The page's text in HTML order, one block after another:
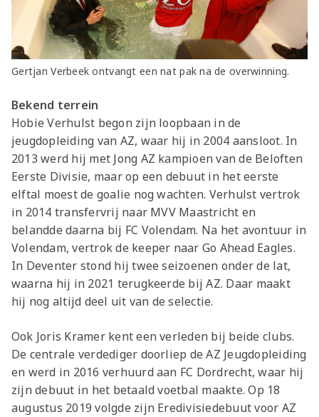
Gertjan Verbeek ontvangt een nat pak na de overwinning.
Bekend terrein
Hobie Verhulst begon zijn loopbaan in de
jeugdopleiding van AZ, waar hij in 2004 aansloot. In
2013 werd hij met Jong AZ kampioen van de Beloften
Eerste Divisie, maar op een debuut in het eerste
elftal moest de goalie nog wachten. Verhulst vertrok
in 2014 transfervrij naar MVV Maastricht en
belandde daarna bij FC Volendam. Na het avontuur in
Volendam, vertrok de keeper naar Go Ahead Eagles.
In Deventer stond hij twee seizoenen onder de lat,
waarna hij in 2021 terugkeerde bij AZ. Daar maakt
hij nog altijd deel uit van de selectie.
Ook Joris Kramer kent een verleden bij beide clubs.
De centrale verdediger doorliep de AZ Jeugdopleiding
en werd in 2016 verhuurd aan FC Dordrecht, waar hij
zijn debuut in het betaald voetbal maakte. Op 18
augustus 2019 volgde zijn Eredivisiedebuut voor AZ